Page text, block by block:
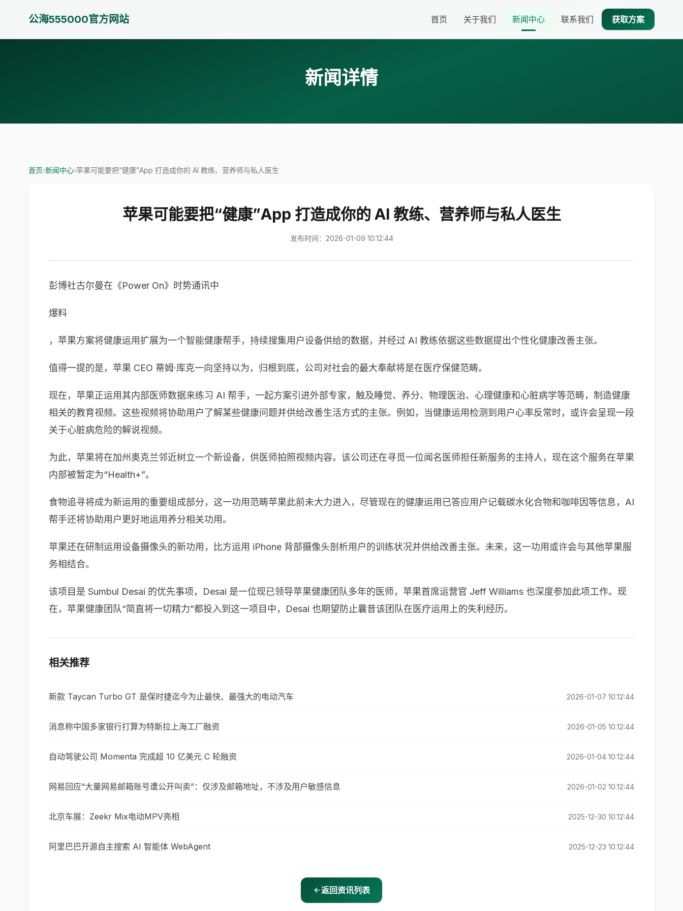
公海555000官方网站 首页 关于我们 新闻中心 联系我们 获取方案
新闻详情
首页›新闻中心›苹果可能要把“健康”App 打造成你的 AI 教练、营养师与私人医生
苹果可能要把“健康”App 打造成你的 AI 教练、营养师与私人医生
发布时间：2026-01-09 10:12:44
彭博社古尔曼在《Power On》时势通讯中
爆料
，苹果方案将健康运用扩展为一个智能健康帮手，持续搜集用户设备供给的数据，并经过 AI 教练依据这些数据提出个性化健康改善主张。
值得一提的是，苹果 CEO 蒂姆·库克一向坚持以为，归根到底，公司对社会的最大奉献将是在医疗保健范畴。
现在，苹果正运用其内部医师数据来练习 AI 帮手，一起方案引进外部专家，触及睡觉、养分、物理医治、心理健康和心脏病学等范畴，制造健康
相关的教育视频。这些视频将协助用户了解某些健康问题并供给改善生活方式的主张。例如，当健康运用检测到用户心率反常时，或许会呈现一段
关于心脏病危险的解说视频。
为此，苹果将在加州奥克兰邻近树立一个新设备，供医师拍照视频内容。该公司还在寻觅一位闻名医师担任新服务的主持人，现在这个服务在苹果
内部被暂定为“Health+”。
食物追寻将成为新运用的重要组成部分，这一功用范畴苹果此前未大力进入，尽管现在的健康运用已答应用户记载碳水化合物和咖啡因等信息，AI
帮手还将协助用户更好地运用养分相关功用。
苹果还在研制运用设备摄像头的新功用，比方运用 iPhone 背部摄像头剖析用户的训练状况并供给改善主张。未来，这一功用或许会与其他苹果服
务相结合。
该项目是 Sumbul Desai 的优先事项，Desai 是一位现已领导苹果健康团队多年的医师，苹果首席运营官 Jeff Williams 也深度参加此项工作。现
在，苹果健康团队“简直将一切精力”都投入到这一项目中，Desai 也期望防止曩昔该团队在医疗运用上的失利经历。
相关推荐
新款 Taycan Turbo GT 是保时捷迄今为止最快、最强大的电动汽车 2026-01-07 10:12:44
消息称中国多家银行打算为特斯拉上海工厂融资 2026-01-05 10:12:44
自动驾驶公司 Momenta 完成超 10 亿美元 C 轮融资 2026-01-04 10:12:44
网易回应“大量网易邮箱账号遭公开叫卖”：仅涉及邮箱地址，不涉及用户敏感信息 2026-01-02 10:12:44
北京车展：Zeekr Mix电动MPV亮相 2025-12-30 10:12:44
阿里巴巴开源自主搜索 AI 智能体 WebAgent 2025-12-23 10:12:44
返回资讯列表